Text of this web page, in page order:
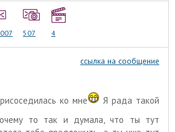
507 4
ссылка на сообщение
ко мне
Я рада такой
то так и думала, что ты тут